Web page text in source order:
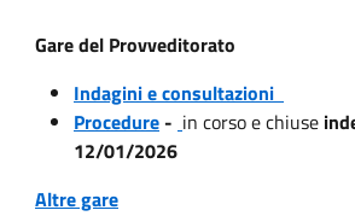
Gare del Provveditorato
Indagini e consultazioni
Procedure- in corso e chiuse
12/01/2026
Altre gare